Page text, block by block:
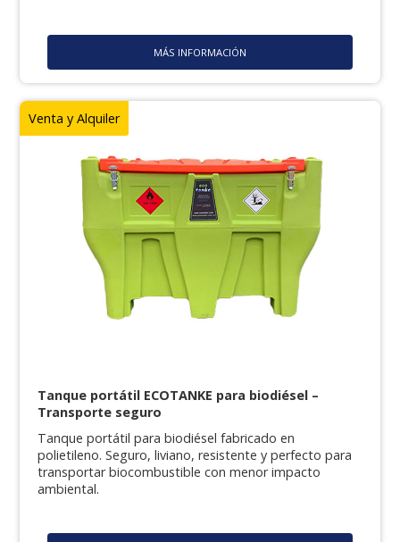
MÁS INFORMACIÓN
Venta y Alquiler
Tanque portátil ECOTANKE para biodiésel –
Transporte seguro
Tanque portátil para biodiésel fabricado en
polietileno. Seguro, liviano, resistente y perfecto para
transportar biocombustible con menor impacto
ambiental.